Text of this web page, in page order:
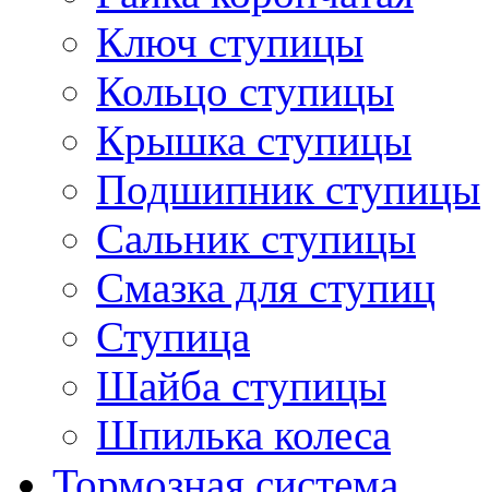
Ключ ступицы
Кольцо ступицы
Крышка ступицы
Подшипник ступицы
Сальник ступицы
Смазка для ступиц
Ступица
Шайба ступицы
Шпилька колеса